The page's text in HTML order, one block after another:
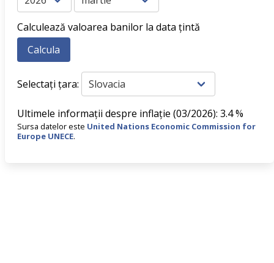
Calculează valoarea banilor la data țintă
Selectați țara:
Ultimele informații despre inflație (03/2026): 3.4 %
Sursa datelor este United Nations Economic Commission for
Europe UNECE.